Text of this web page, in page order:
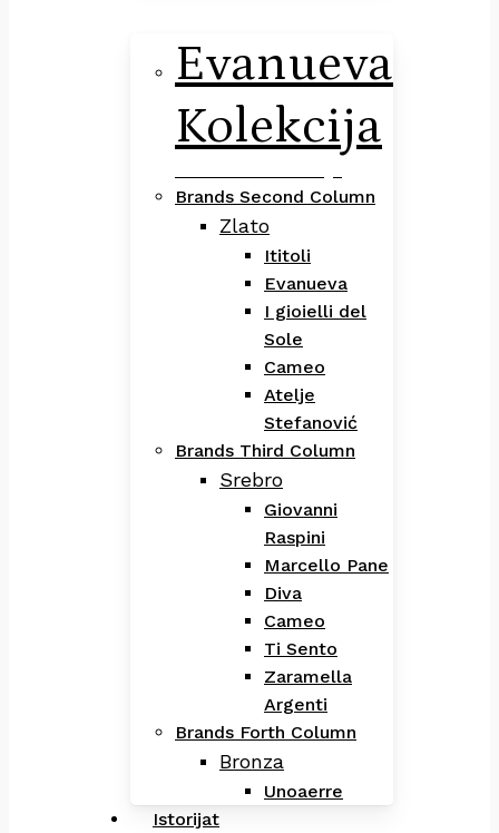
Evanueva
Kolekcija
Brands Second Column
Zlato
Ititoli
Evanueva
I gioielli del
Sole
Cameo
Atelje
Stefanović
Brands Third Column
Srebro
Giovanni
Raspini
Marcello Pane
Diva
Cameo
Ti Sento
Zaramella
Argenti
Brands Forth Column
Bronza
Unoaerre
Istorijat